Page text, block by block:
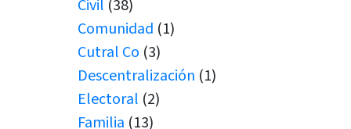
Civil (38)
Comunidad (1)
Cutral Co (3)
Descentralización (1)
Electoral (2)
Familia (13)